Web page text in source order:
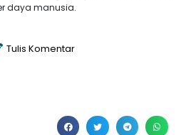
daya manusia.
Tulis Komentar